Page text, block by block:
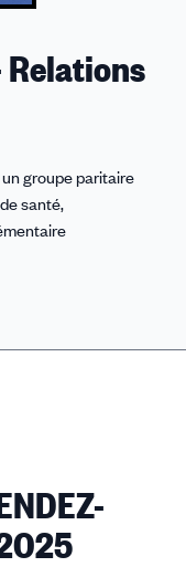
groupe paritaire
santé,